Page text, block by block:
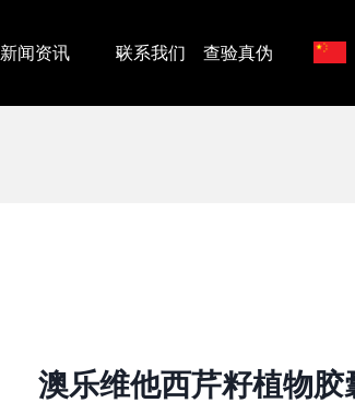
新闻资讯 联系我们 查验真伪
澳乐维他西芹籽植物胶